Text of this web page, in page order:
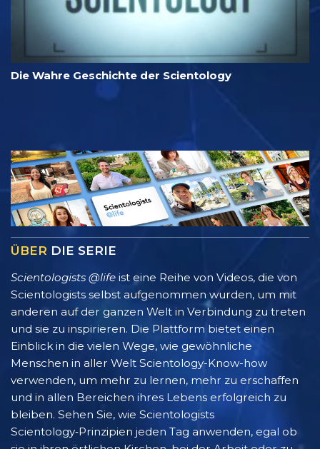
Die Wahre Geschichte der Scientology
ÜBER DIE SERIE
Scientologists @life ist eine Reihe von Videos, die von
Scientologists selbst aufgenommen wurden, um mit
anderen auf der ganzen Welt in Verbindung zu treten
und sie zu inspirieren. Die Plattform bietet einen
Einblick in die vielen Wege, wie gewöhnliche
Menschen in aller Welt Scientology-Know-how
verwenden, um mehr zu lernen, mehr zu erschaffen
und in allen Bereichen ihres Lebens erfolgreich zu
bleiben. Sehen Sie, wie Scientologists
Scientology‑Prinzipien jeden Tag anwenden, egal ob